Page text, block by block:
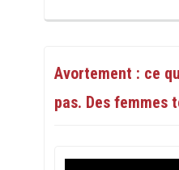
Avortement : ce
pas. Des femmes